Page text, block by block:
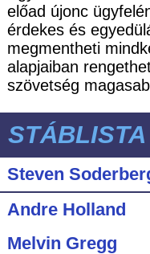
előad újonc
érdekes és
megmentheti
alapjaiban
szövetség
STÁBLISTA
Steven
Andre Holland
Melvin Gregg